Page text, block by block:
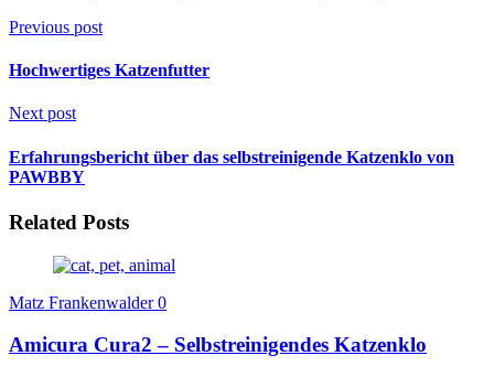
Previous post
Hochwertiges Katzenfutter
Next post
Erfahrungsbericht über das selbstreinigende Katzenklo von
PAWBBY
Related Posts
Matz Frankenwalder0
Amicura Cura2 – Selbstreinigendes Katzenklo